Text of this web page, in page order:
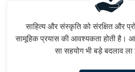
साहित्य और संस्कृति को संरक्षित और
सामूहिक प्रयास की आवश्यकता होती है।
सा सहयोग भी बड़े बदलाव